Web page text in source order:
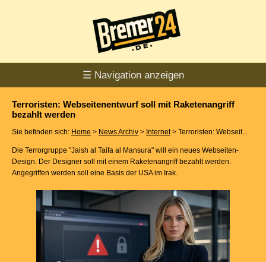
☰ Navigation anzeigen
Terroristen: Webseitenentwurf soll mit Raketenangriff
bezahlt werden
Sie befinden sich: Home > News Archiv > Internet> Terroristen: Webseit...
Die Terrorgruppe "Jaish al Taifa al Mansura" will ein neues Webseiten-
Design. Der Designer soll mit einem Raketenangriff bezahlt werden.
Angegriffen werden soll eine Basis der USA im Irak.